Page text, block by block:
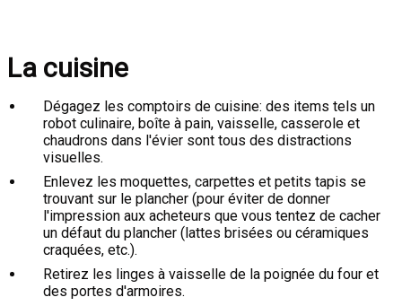
La cuisine
Dégagez les comptoirs de cuisine: des items tels un
robot culinaire, boîte à pain, vaisselle, casserole et
chaudrons dans l'évier sont tous des distractions
visuelles.
Enlevez les moquettes, carpettes et petits tapis se
trouvant sur le plancher (pour éviter de donner
l'impression aux acheteurs que vous tentez de cacher
un défaut du plancher (lattes brisées ou céramiques
craquées, etc.).
Retirez les linges à vaisselle de la poignée du four et
des portes d'armoires.